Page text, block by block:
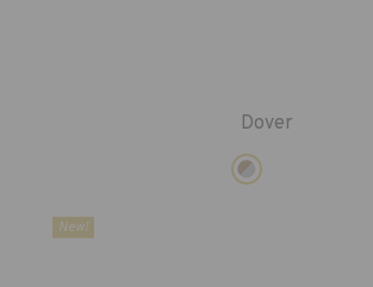
Dover
New!